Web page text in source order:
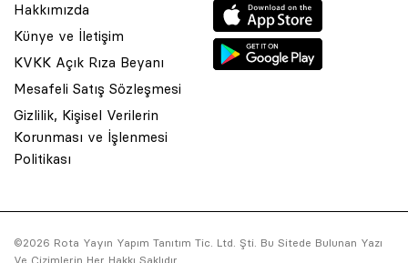
Hakkımızda
Künye ve İletişim
KVKK Açık Rıza Beyanı
Mesafeli Satış Sözleşmesi
Gizlilik, Kişisel Verilerin
Korunması ve İşlenmesi
Politikası
©2026 Rota Yayın Yapım Tanıtım Tic. Ltd. Şti. Bu Sitede Bulunan Yazı
Ve Çizimlerin Her Hakkı Saklıdır.
© 2001 Rota Yayın Yapım Tanıtım Tic. Ltd. Şti. Bu Sitede Bulunan
Asquared WordPress Agencytarafından tasarlanmış ve